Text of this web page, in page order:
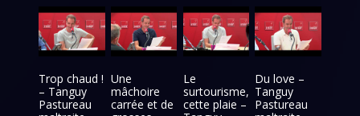
Trop chaud !
– Tanguy
Pastureau
Une
mâchoire
carrée et de
Le
surtourisme,
cette plaie –
Du love –
Tanguy
Pastureau